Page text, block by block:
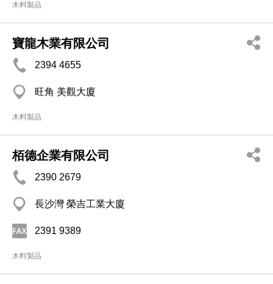
木料製品
寶龍木業有限公司
2394 4655
旺角 美觀大廈
木料製品
栢德企業有限公司
2390 2679
長沙灣 榮吉工業大廈
2391 9389
木料製品